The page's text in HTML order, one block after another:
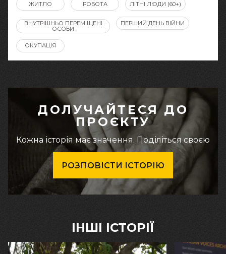
ЖИТЛО РОБОТА ЛІТНІ ЛЮДИ (60+)
ВНУТРІШНЬО ПЕРЕМІЩЕНІ
ОСОБИ
ПЕРШИЙ ДЕНЬ ВІЙНИ
ОКУПАЦІЯ
ДОЛУЧАЙТЕСЯ ДО
ПРОЄКТУ
Кожна історія має значення. Поділіться своєю
РОЗПОВІСТИ ІСТОРІЮ
ІНШІ ІСТОРІЇ